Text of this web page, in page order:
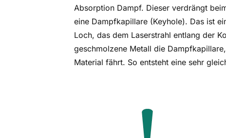
Absorption Dampf. Dieser verdrängt
eine Dampfkapillare (Keyhole). Das ist
Loch, das dem Laserstrahl entlang der
geschmolzene Metall die
Material fährt. So entsteht eine sehr